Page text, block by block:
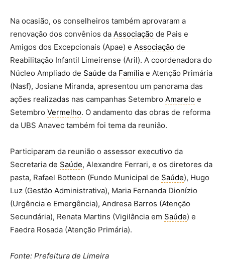
Na ocasião, os conselheiros também aprovaram a
renovação dos convênios da Associação de Pais e
Amigos dos Excepcionais (Apae) e Associação de
Reabilitação Infantil Limeirense (Aril). A coordenadora do
Núcleo Ampliado de Saúde da Família e Atenção Primária
(Nasf), Josiane Miranda, apresentou um panorama das
ações realizadas nas campanhas Setembro Amarelo e
Setembro Vermelho. O andamento das obras de reforma
da UBS Anavec também foi tema da reunião.
Participaram da reunião o assessor executivo da
Secretaria de Saúde, Alexandre Ferrari, e os diretores da
pasta, Rafael Botteon (Fundo Municipal de Saúde), Hugo
Luz (Gestão Administrativa), Maria Fernanda Dionízio
(Urgência e Emergência), Andresa Barros (Atenção
Secundária), Renata Martins (Vigilância em Saúde) e
Faedra Rosada (Atenção Primária).
Fonte: Prefeitura de Limeira